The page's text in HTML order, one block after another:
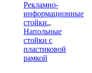
Рекламно-
информационные
стойки.,
Напольные
стойки с
пластиковой
рамкой